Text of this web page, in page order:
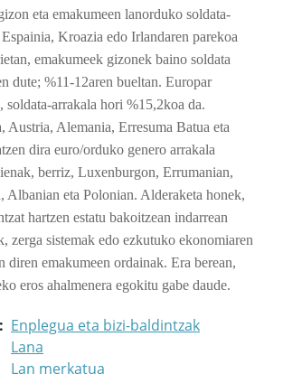
eta emakumeen lanorduko soldata-
Kroazia edo Irlandaren parekoa
emakumeek gizonek baino soldata
dute; %11-12aren bueltan. Europar
soldata-arrakala hori %15,2koa da.
Austria, Alemania, Erresuma Batua eta
dira euro/orduko genero arrakala
berriz, Luxenburgon, Errumanian,
Albanian eta Polonian. Alderaketa honek,
hartzen estatu bakoitzean indarrean
zerga sistemak edo ezkutuko ekonomiaren
diren emakumeen ordainak. Era berean,
eros ahalmenera egokitu gabe daude.
Enplegua eta bizi-baldintzak
Lana
Lan merkatua